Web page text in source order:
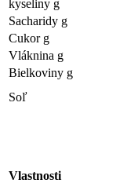
kyseliny g
Sacharidy g
Cukor g
Vláknina g
Bielkoviny g
Soľ
Vlastnosti